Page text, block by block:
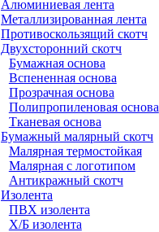
Алюминиевая лента
Металлизированная лента
Противоскользящий скотч
Двухсторонний скотч
Бумажная основа
Вспененная основа
Прозрачная основа
Полипропиленовая основа
Тканевая основа
Бумажный малярный скотч
Малярная термостойкая
Малярная с логотипом
Антикражный скотч
Изолента
ПВХ изолента
Х/Б изолента